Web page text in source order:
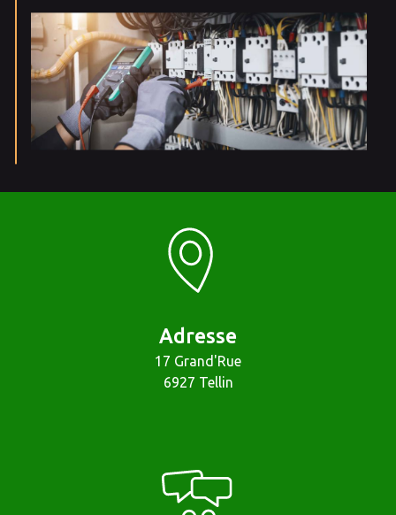
Adresse
17 Grand'Rue
6927 Tellin